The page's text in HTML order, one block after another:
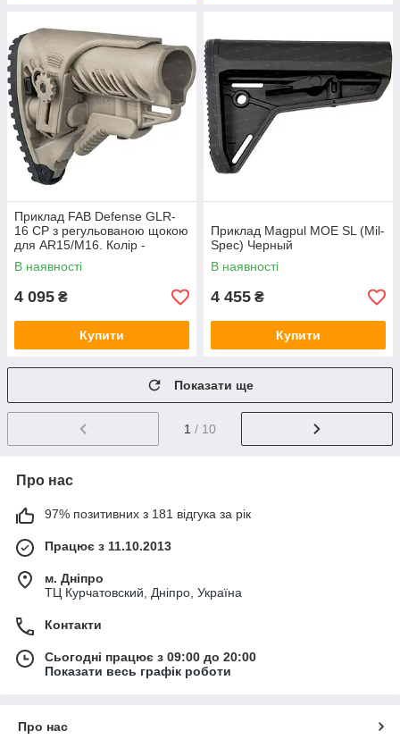
Приклад FAB Defense GLR-
16 CP з регульованою щокою
для AR15/M16. Колір -
пісочний
В наявності
4 095 ₴
Купити
Приклад Magpul MOE SL (Mil-
Spec) Черный
В наявності
4 455 ₴
Купити
Показати ще
1 / 10
Про нас
97% позитивних з 181 відгука за рік
Працює з 11.10.2013
м. Дніпро
ТЦ Курчатовский, Дніпро, Україна
Контакти
Сьогодні працює з 09:00 до 20:00
Показати весь графік роботи
Про нас